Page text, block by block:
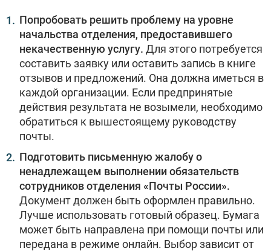
Попробовать решить проблему на уровне
начальства отделения, предоставившего
некачественную услугу. Для этого потребуется
составить заявку или оставить запись в книге
отзывов и предложений. Она должна иметься в
каждой организации. Если предпринятые
действия результата не возымели, необходимо
обратиться к вышестоящему руководству
почты.
Подготовить письменную жалобу о
ненадлежащем выполнении обязательств
сотрудников отделения «Почты России».
Документ должен быть оформлен правильно.
Лучше использовать готовый образец. Бумага
может быть направлена при помощи почты или
передана в режиме онлайн. Выбор зависит от